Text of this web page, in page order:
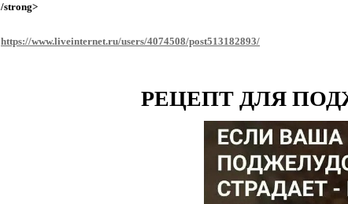
/strong>
https://www.liveinternet.ru/users/4074508/post513182893/
РЕЦЕПТ ДЛЯ